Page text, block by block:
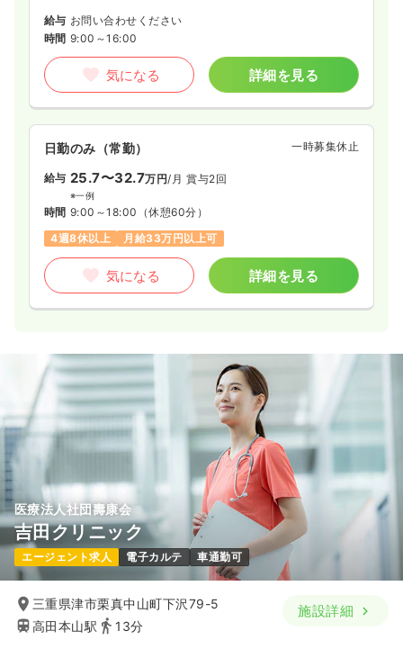
給与 お問い合わせください
時間 9:00～16:00
気になる 詳細を見る
日勤のみ（常勤） 一時募集休止
給与 25.7〜32.7万円/月 賞与2回
※一例
時間 9:00～18:00 （休憩60分）
4週8休以上
月給33万円以上可
気になる 詳細を見る
医療法人社団壽康会
吉田クリニック
エージェント求人 電子カルテ 車通勤可
三重県津市栗真中山町下沢79-5
高田本山駅
13分
施設詳細